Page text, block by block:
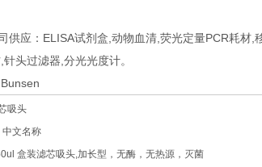
供应：ELISA试剂盒,动物血清,荧光定量PCR耗材
头过滤器,分光光度计。
吸头
文名称
盒装滤芯吸头,加长型，无酶，无热源，灭菌